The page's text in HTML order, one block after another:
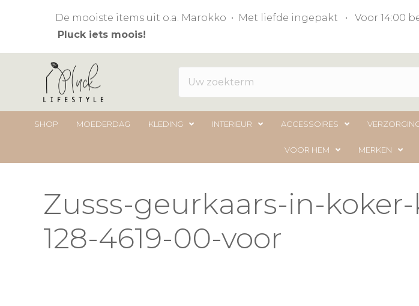
De mooiste items uit o.a. Marokko • Met liefde ingepakt • Voor 14:00
Pluck iets moois!
SHOP MOEDERDAG KLEDING INTERIEUR ACCESSOIRES
VOOR HEM MERKEN
Zusss-geurkaars-in-
128-4619-00-voor